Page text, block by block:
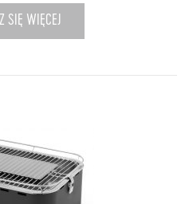
SIĘ WIĘCEJ